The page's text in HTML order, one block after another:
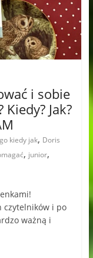
i sobie
Jak?
kiedy jak, Doris
, junior,
czytelników i po
ważną i